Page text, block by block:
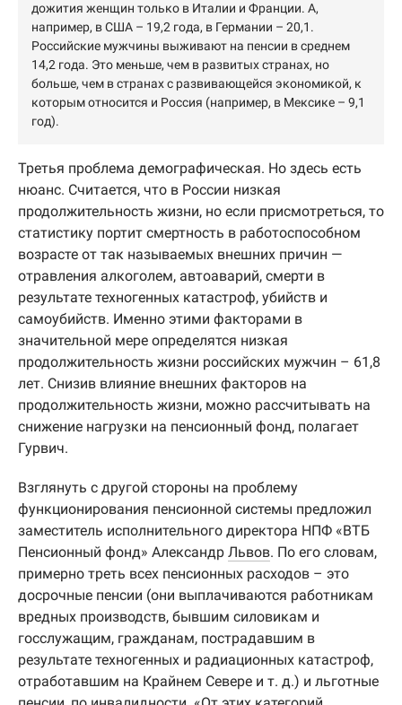
дожития женщин только в Италии и Франции. А,
например, в США – 19,2 года, в Германии – 20,1.
Российские мужчины выживают на пенсии в среднем
14,2 года. Это меньше, чем в развитых странах, но
больше, чем в странах с развивающейся экономикой, к
которым относится и Россия (например, в Мексике – 9,1
год).
Третья проблема демографическая. Но здесь есть
нюанс. Считается, что в России низкая
продолжительность жизни, но если присмотреться, то
статистику портит смертность в работоспособном
возрасте от так называемых внешних причин —
отравления алкоголем, автоаварий, смерти в
результате техногенных катастроф, убийств и
самоубийств. Именно этими факторами в
значительной мере определятся низкая
продолжительность жизни российских мужчин – 61,8
лет. Снизив влияние внешних факторов на
продолжительность жизни, можно рассчитывать на
снижение нагрузки на пенсионный фонд, полагает
Гурвич.
Взглянуть с другой стороны на проблему
функционирования пенсионной системы предложил
заместитель исполнительного директора НПФ «ВТБ
Пенсионный фонд» Александр Львов. По его словам,
примерно треть всех пенсионных расходов – это
досрочные пенсии (они выплачиваются работникам
вредных производств, бывшим силовикам и
госслужащим, гражданам, пострадавшим в
результате техногенных и радиационных катастроф,
отработавшим на Крайнем Севере и т. д.) и льготные